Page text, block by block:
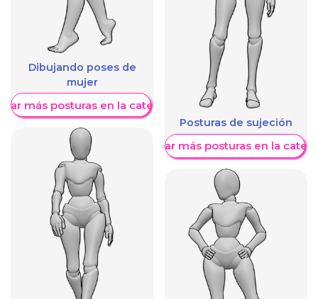
Dibujando poses de
mujer
más posturas en la categoría
Posturas de sujeción
Mostrar más posturas en la